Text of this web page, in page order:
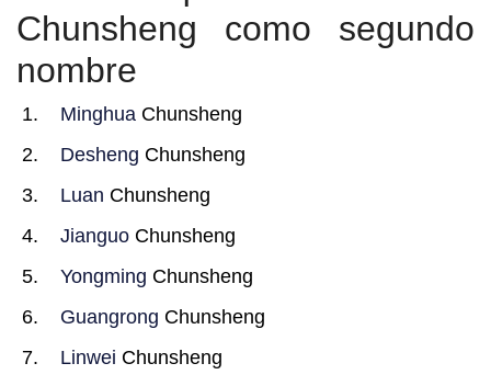
Chunsheng como segundo
nombre
Minghua Chunsheng
Desheng Chunsheng
Luan Chunsheng
Jianguo Chunsheng
Yongming Chunsheng
Guangrong Chunsheng
Linwei Chunsheng